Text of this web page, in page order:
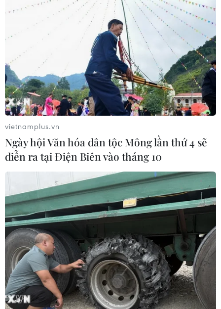
vietnamplus.vn
Ngày hội Văn hóa dân tộc Mông lần thứ 4 sẽ
diễn ra tại Điện Biên vào tháng 10